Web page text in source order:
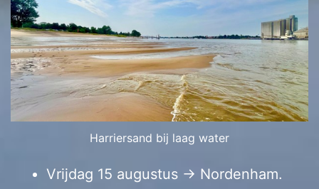
Harriersand bij laag water
Vrijdag 15 augustus → Nordenham.